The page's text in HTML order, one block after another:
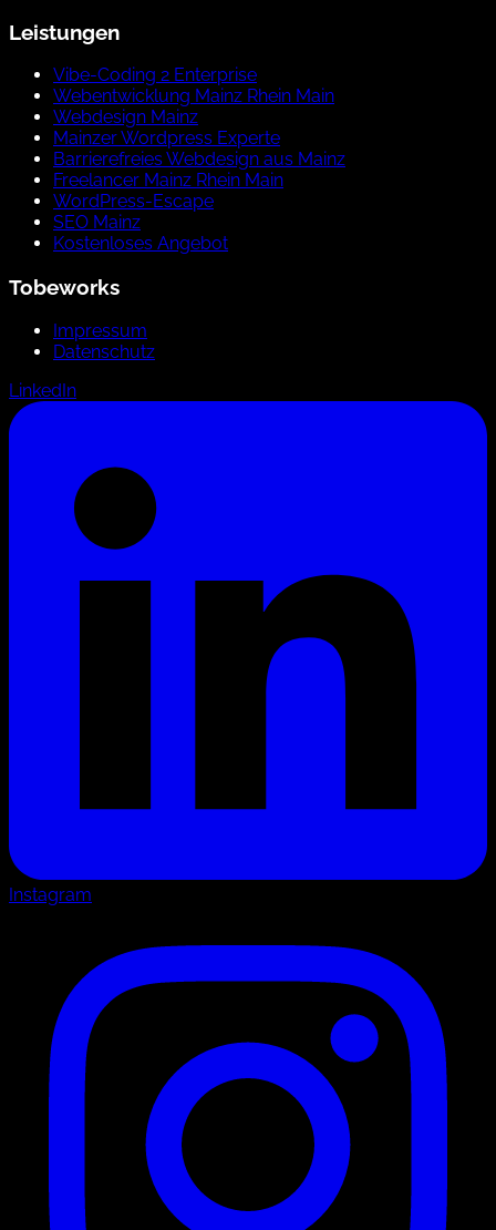
Leistungen
Vibe-Coding 2 Enterprise
Webentwicklung Mainz Rhein Main
Webdesign Mainz
Mainzer Wordpress Experte
Barrierefreies Webdesign aus Mainz
Freelancer Mainz Rhein Main
WordPress-Escape
SEO Mainz
Kostenloses Angebot
Tobeworks
Impressum
Datenschutz
LinkedIn
Instagram